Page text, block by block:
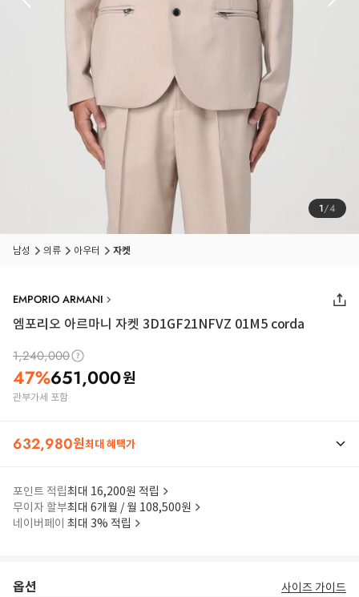
1/4
남성 의류 아우터 자켓
EMPORIO ARMANI
엠포리오 아르마니 자켓 3D1GF21NFVZ 01M5 corda
1,240,000
47%651,000원
관부가세 포함
632,980원최대 혜택가
포인트 적립최대 16,200원 적립
무이자 할부최대 6개월 / 월 108,500원
네이버페이 최대 3% 적립
옵션 사이즈 가이드